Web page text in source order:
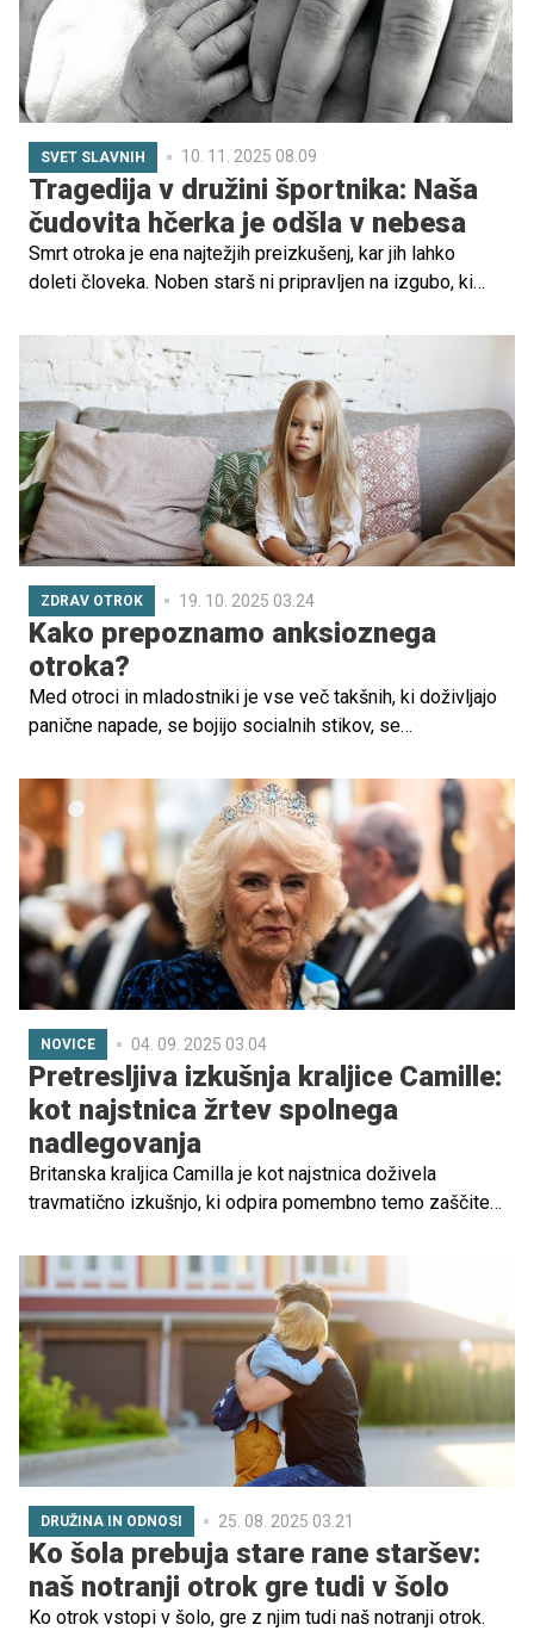
negotovost in strah pred izgubo pozornosti.
SVET SLAVNIH 10. 11. 2025 08.09
Tragedija v družini športnika: Naša
čudovita hčerka je odšla v nebesa
Smrt otroka je ena najtežjih preizkušenj, kar jih lahko
doleti človeka. Noben starš ni pripravljen na izgubo, ki
more zapolniti. Takšno bolečino te dni doživljata tudi
igralec Los Angeles Dodgersov Alex Vesia in njegova
žena Kayla, ki sta izgubila svojo dojenčico Sterling.
ZDRAV OTROK 19. 10. 2025 03.24
Kako prepoznamo anksioznega
otroka?
Med otroci in mladostniki je vse več takšnih, ki doživljajo
panične napade, se bojijo socialnih stikov, se
anksioznosti pri otroku so kombinacija različnih
dejavnikov. Več o tem v tokratnem prispevku.
NOVICE 04. 09. 2025 03.04
Pretresljiva izkušnja kraljice Camille:
kot najstnica žrtev spolnega
nadlegovanja
Britanska kraljica Camilla je kot najstnica doživela
travmatično izkušnjo, ki odpira pomembno temo zaščite
bila še najstnica, je doživela poskus spolnega
nadlegovanja na vlaku, a se je pogumno zoperstavila
napadalcu.
DRUŽINA IN ODNOSI 25. 08. 2025 03.21
Ko šola prebuja stare rane staršev:
naš notranji otrok gre tudi v šolo
Ko otrok vstopi v šolo, gre z njim tudi naš notranji otrok.